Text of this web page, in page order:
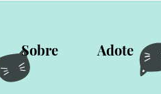
Sobre Adote